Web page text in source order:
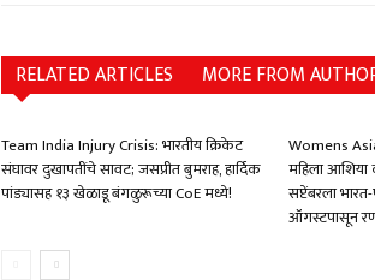
RELATED ARTICLES MORE FROM
Team India Injury Crisis: भारतीय क्रिकेट
संघावर दुखापतींचे सावट; जसप्रीत बुमराह, हार्दिक
पांड्यासह १३ खेळाडू बंगळुरूच्या CoE मध्ये!
Womens
महिला आशिया
सप्टेंबरला
ऑगस्टपासून